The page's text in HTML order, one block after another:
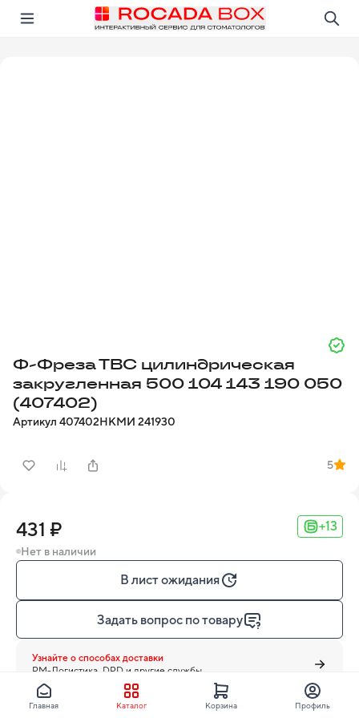
Открыть в приложении!
Ф-Фреза ТВС цилиндрическая
закругленная 500 104 143 190 050
(407402)
Артикул 407402НКМИ 241930
5
431 ₽ +13
Нет в наличии
В лист ожидания
Задать вопрос по товару
Узнайте о способах доставки
PM-Логистика, DPD и другие службы
Главная Каталог Корзина Профиль